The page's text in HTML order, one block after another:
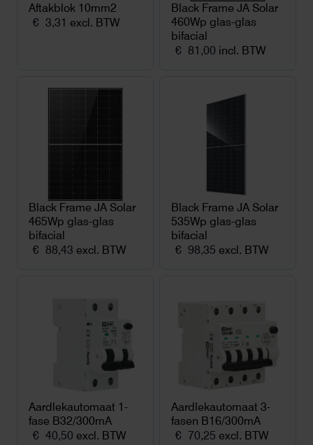
Aftakblok 10mm2
€ 3,31 excl. BTW
Black Frame JA Solar
460Wp glas-glas
bifacial
€ 81,00 incl. BTW
Black Frame JA Solar
465Wp glas-glas
bifacial
€ 88,43 excl. BTW
Black Frame JA Solar
535Wp glas-glas
bifacial
€ 98,35 excl. BTW
Aardlekautomaat 1-
fase B32/300mA
€ 40,50 excl. BTW
Aardlekautomaat 3-
fasen B16/300mA
€ 70,25 excl. BTW